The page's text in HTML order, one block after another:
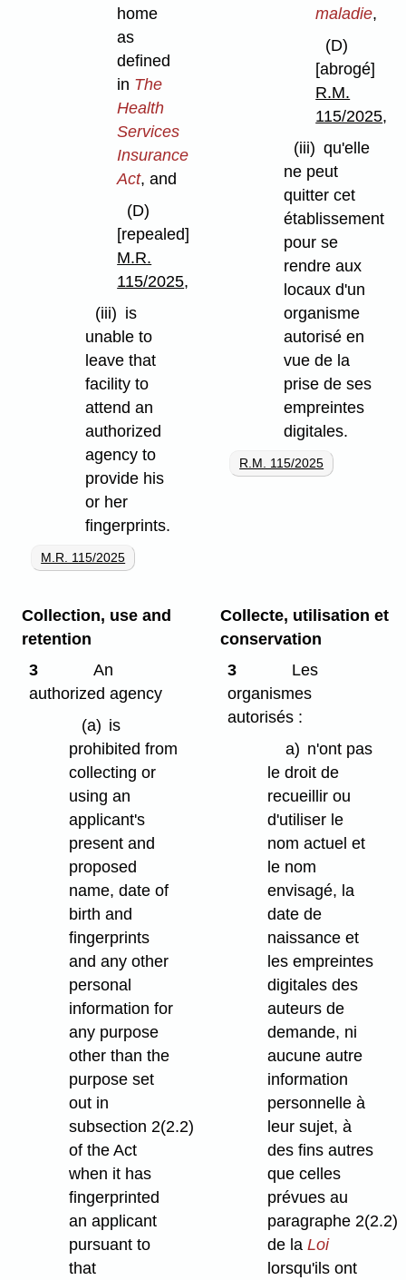
home
as
defined
in The
Health
Services
Insurance
Act, and
(D)
[repealed]
M.R.
115/2025,
(iii) is
unable to
leave that
facility to
attend an
authorized
agency to
provide his
or her
fingerprints.
M.R. 115/2025
maladie,
(D)
[abrogé]
R.M.
115/2025,
(iii) qu'elle
ne peut
quitter cet
établissement
pour se
rendre aux
locaux d'un
organisme
autorisé en
vue de la
prise de ses
empreintes
digitales.
R.M. 115/2025
Collection, use and
retention
3
An
authorized agency
(a) is
prohibited from
collecting or
using an
applicant's
present and
proposed
name, date of
birth and
fingerprints
and any other
personal
information for
any purpose
other than the
purpose set
out in
subsection 2(2.2)
of the Act
when it has
fingerprinted
an applicant
pursuant to
that
Collecte, utilisation et
conservation
3
Les
organismes
autorisés :
a) n'ont pas
le droit de
recueillir ou
d'utiliser le
nom actuel et
le nom
envisagé, la
date de
naissance et
les empreintes
digitales des
auteurs de
demande, ni
aucune autre
information
personnelle à
leur sujet, à
des fins autres
que celles
prévues au
paragraphe 2(2.2)
de laLoi
lorsqu'ils ont